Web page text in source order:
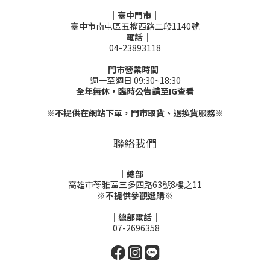
｜臺中門市｜
臺中市南屯區五權西路二段1140號
｜電話｜
04-23893118
｜門市營業時間 ｜
週一至週日 09:30~18:30
全年無休，臨時公告請至IG查看
※不提供在網站下單，門市取貨、退換貨服務※
聯絡我們
｜總部｜
高雄市苓雅區三多四路63號8樓之11
※不提供參觀選購※
｜總部電話｜
07-2696358